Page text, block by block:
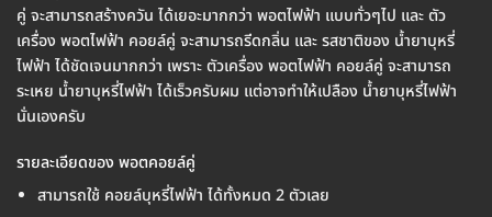
คู่ จะสามารถสร้างควัน ได้เยอะมากกว่า พอตไฟฟ้า แบบทั่วๆไป และ ตัว
เครื่อง พอตไฟฟ้า คอยล์คู่ จะสามารถรีดกลิ่น และ รสชาติของ น้ำยาบุหรี่
ไฟฟ้า ได้ชัดเจนมากกว่า เพราะ ตัวเครื่อง พอตไฟฟ้า คอยล์คู่ จะสามารถ
ระเหย น้ำยาบุหรี่ไฟฟ้า ได้เร็วครับผม แต่อาจทำให้เปลือง น้ำยาบุหรี่ไฟฟ้า
นั่นเองครับ
รายละเอียดของ พอตคอยล์คู่
สามารถใช้ คอยล์บุหรี่ไฟฟ้า ได้ทั้งหมด 2 ตัวเลย